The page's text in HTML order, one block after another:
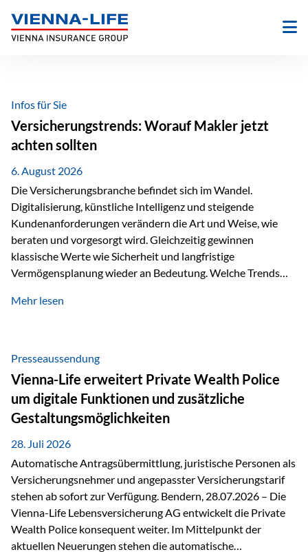
Inhalt
springen
Infos für Sie
Versicherungstrends: Worauf Makler jetzt
achten sollten
6. August 2026
Die Versicherungsbranche befindet sich im Wandel.
Digitalisierung, künstliche Intelligenz und steigende
Kundenanforderungen verändern die Art und Weise, wie
beraten und vorgesorgt wird. Gleichzeitig gewinnen
klassische Werte wie Sicherheit und langfristige
Vermögensplanung wieder an Bedeutung. Welche Trends
Blick behalten? Digitalisierung und KI verändern die
administrative Aufgaben, beschleunigen Abläufe und
schaffen mehr Zeit für das Wesentliche: die persönliche
Beratung. Gerade deshalb wird die individuelle Betreuung
zum entscheidenden Erfolgsfaktor. Technologie kann
unterstützen, Vertrauen entsteht jedoch weiterhin im
persönlichen Gespräch. Bei der Vienna-Life reagieren…
Mehr lesen
Presseaussendung
Vienna-Life erweitert Private Wealth Police
um digitale Funktionen und zusätzliche
Gestaltungsmöglichkeiten
28. Juli 2026
Automatische Antragsübermittlung, juristische Personen als
Versicherungsnehmer und angepasster Versicherungstarif
stehen ab sofort zur Verfügung. Bendern, 28.07.2026 – Die
Vienna-Life Lebensversicherung AG entwickelt die Private
Wealth Police konsequent weiter. Im Mittelpunkt der
aktuellen Neuerungen stehen die automatische